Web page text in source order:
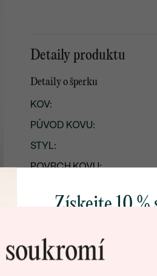
soukromí
Detaily produktu
Detaily o šperku
KOV:
PŮVOD KOVU:
STYL:
POVRCH KOVU:
VÝŠKA:Získejte 10 %